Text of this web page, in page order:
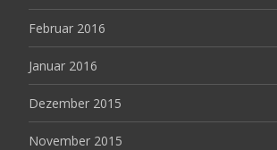
Februar 2016
Januar 2016
Dezember 2015
November 2015